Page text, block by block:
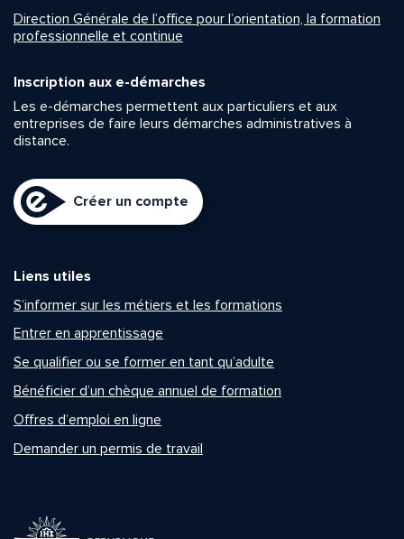
Direction Générale de l’office pour l’orientation, la formation
professionnelle et continue
Inscription aux e-démarches
Les e-démarches permettent aux particuliers et aux
entreprises de faire leurs démarches administratives à
distance.
Créer un compte
Liens utiles
S’informer sur les métiers et les formations
Entrer en apprentissage
Se qualifier ou se former en tant qu’adulte
Bénéficier d’un chèque annuel de formation
Offres d’emploi en ligne
Demander un permis de travail